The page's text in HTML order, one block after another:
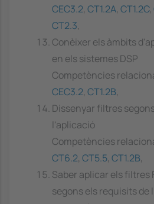
CEC3.2, CT1.2A, CT1.2C,
CT2.3,
Conèixer els àmbits
en els sistemes DSP
Competències
CEC3.2, CT1.2B,
Dissenyar filtres
l'aplicació
Competències
CT6.2, CT5.5, CT1.2B,
Saber aplicar els filtres
segons els requisits de